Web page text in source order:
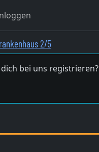
2/5
bei uns registrieren?